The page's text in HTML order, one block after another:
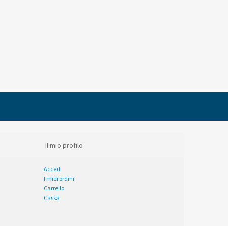
Il mio profilo
Accedi
I miei ordini
Carrello
Cassa